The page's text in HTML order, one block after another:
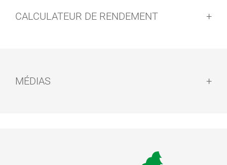
CALCULATEUR DE RENDEMENT
MÉDIAS
CATALOGUE - COULEUR ET PROTECTION POUR